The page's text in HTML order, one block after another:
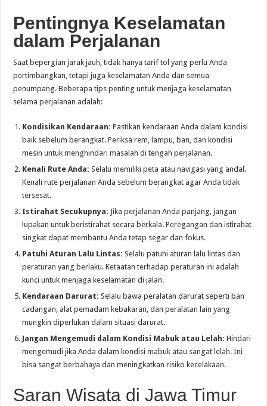
Pentingnya Keselamatan
dalam Perjalanan
Saat bepergian jarak jauh, tidak hanya tarif tol yang perlu Anda
pertimbangkan, tetapi juga keselamatan Anda dan semua
penumpang. Beberapa tips penting untuk menjaga keselamatan
selama perjalanan adalah:
Kondisikan Kendaraan: Pastikan kendaraan Anda dalam kondisi
baik sebelum berangkat. Periksa rem, lampu, ban, dan kondisi
mesin untuk menghindari masalah di tengah perjalanan.
Kenali Rute Anda: Selalu memiliki peta atau navigasi yang andal.
Kenali rute perjalanan Anda sebelum berangkat agar Anda tidak
tersesat.
Istirahat Secukupnya: Jika perjalanan Anda panjang, jangan
lupakan untuk beristirahat secara berkala. Peregangan dan istirahat
singkat dapat membantu Anda tetap segar dan fokus.
Patuhi Aturan Lalu Lintas: Selalu patuhi aturan lalu lintas dan
peraturan yang berlaku. Ketaatan terhadap peraturan ini adalah
kunci untuk menjaga keselamatan di jalan.
Kendaraan Darurat: Selalu bawa peralatan darurat seperti ban
cadangan, alat pemadam kebakaran, dan peralatan lain yang
mungkin diperlukan dalam situasi darurat.
Jangan Mengemudi dalam Kondisi Mabuk atau Lelah: Hindari
mengemudi jika Anda dalam kondisi mabuk atau sangat lelah. Ini
bisa sangat berbahaya dan meningkatkan risiko kecelakaan.
Saran Wisata di Jawa Timur